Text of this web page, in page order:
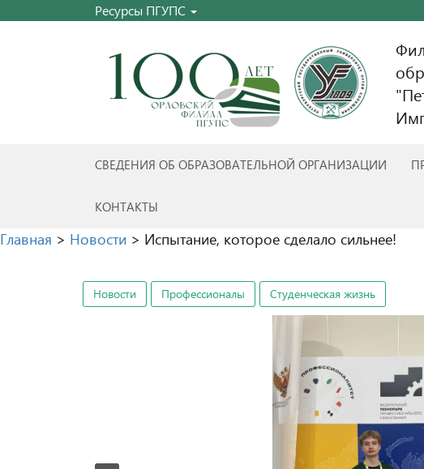
Ресурсы ПГУПС
СВЕДЕНИЯ ОБ ОБРАЗОВАТЕЛЬНОЙ ОРГАНИЗАЦИИ
КОНТАКТЫ
Главная > Новости > Испытание, которое сделало сильнее!
Новости Профессионалы Студенческая жизнь